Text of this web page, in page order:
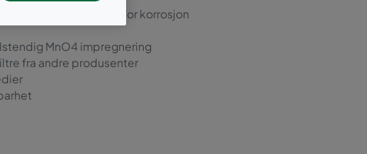
som er ansvarlige for korrosjon
MnO4 impregnering
fra andre produsenter